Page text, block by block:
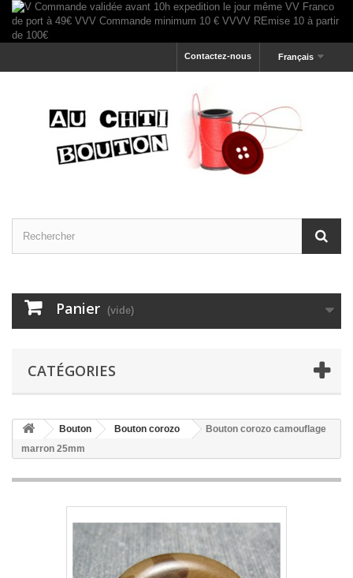
Français
Contactez-nous
Panier (vide)
CATÉGORIES
Bouton Bouton corozo
Bouton corozo camouflage
marron 25mm